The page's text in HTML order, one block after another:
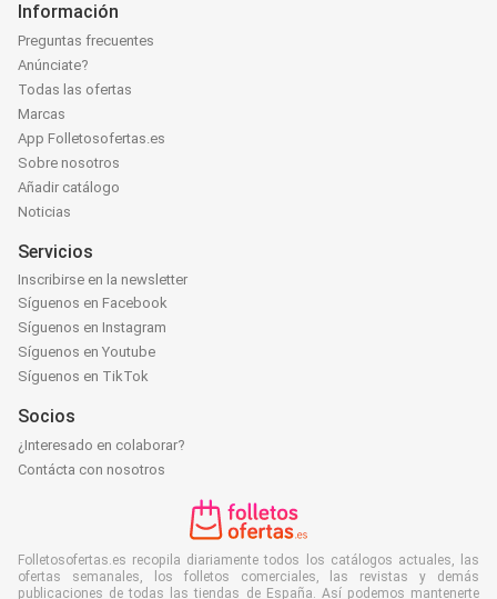
Información
Preguntas frecuentes
Anúnciate?
Todas las ofertas
Marcas
App Folletosofertas.es
Sobre nosotros
Añadir catálogo
Noticias
Servicios
Inscribirse en la newsletter
Síguenos en Facebook
Síguenos en Instagram
Síguenos en Youtube
Síguenos en TikTok
Socios
¿Interesado en colaborar?
Contácta con nosotros
Folletosofertas.es recopila diariamente todos los catálogos actuales, las
ofertas semanales, los folletos comerciales, las revistas y demás
publicaciones de todas las tiendas de España. Así podemos mantenerte